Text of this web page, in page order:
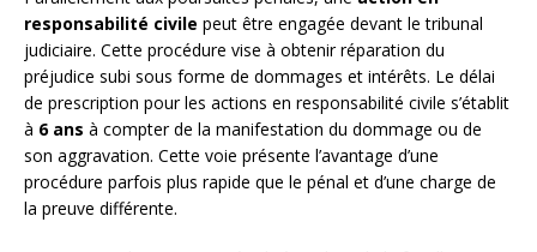
responsabilité civile peut être engagée devant le tribunal
judiciaire. Cette procédure vise à obtenir réparation du
préjudice subi sous forme de dommages et intérêts. Le délai
de prescription pour les actions en responsabilité civile s’établit
à 6 ans à compter de la manifestation du dommage ou de
son aggravation. Cette voie présente l’avantage d’une
procédure parfois plus rapide que le pénal et d’une charge de
la preuve différente.